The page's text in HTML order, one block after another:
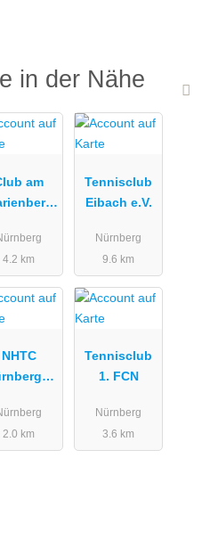
in der Nähe
am
4.2 km
Tennisclub
Eibach e.V.
Nürnberg
9.6 km
NHTC
Club
e.V.
2.0 km
Tennisclub
1. FCN
Nürnberg
3.6 km